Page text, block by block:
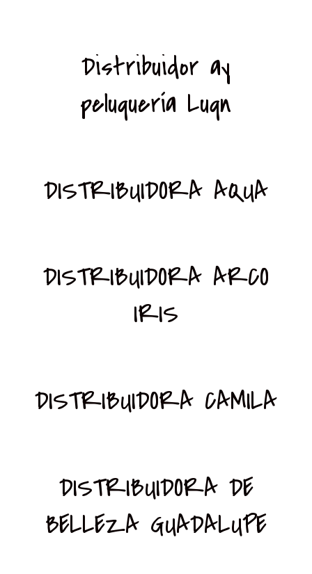
Distribuidor ay
peluquería Luqn
DISTRIBUIDORA AQUA
DISTRIBUIDORA ARCO
IRIS
DISTRIBUIDORA CAMILA
DISTRIBUIDORA DE
BELLEZA GUADALUPE